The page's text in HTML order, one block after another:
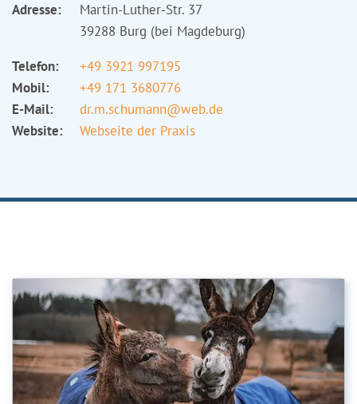
Adresse:
Martin-Luther-Str. 37
39288 Burg (bei Magdeburg)
Telefon:
+49 3921 997195
Mobil:
+49 171 3680776
E-Mail:
dr.m.schumann@web.de
Website:
Webseite der Praxis